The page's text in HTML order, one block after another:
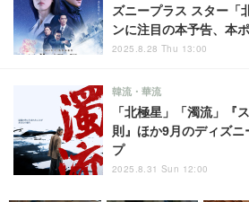
ズニープラス スター「
ンに注目の本予告、本
2025.8.28 Thu 13:00
「北極星」「濁流」『
則』ほか9月のディズ
プ
韓流・華流
2025.8.31 Sun 12:00